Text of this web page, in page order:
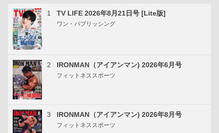
1 TV LIFE 2026年8月21日号 [Lite版]
ワン・パブリッシング
2 IRONMAN（アイアンマン) 2026年6月号
フィットネススポーツ
3 IRONMAN（アイアンマン) 2026年8月号
フィットネススポーツ